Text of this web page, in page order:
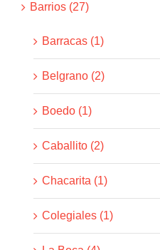
Barrios (27)
Barracas (1)
Belgrano (2)
Boedo (1)
Caballito (2)
Chacarita (1)
Colegiales (1)